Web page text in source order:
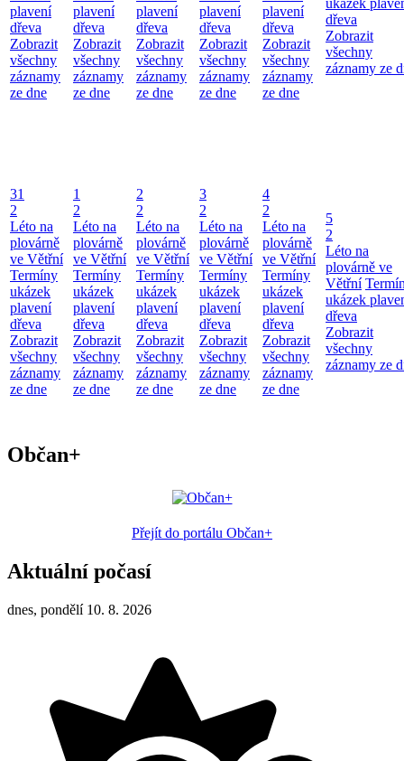
plavení
dřeva
Zobrazit
všechny
záznamy
ze dne
plavení
dřeva
Zobrazit
všechny
záznamy
ze dne
plavení
dřeva
Zobrazit
všechny
záznamy
ze dne
plavení
dřeva
Zobrazit
všechny
záznamy
ze dne
plavení
dřeva
Zobrazit
všechny
záznamy
ze dne
ukázek
dřeva
Zobrazit
všechny
záznamy ze
31
2
Léto na
plovárně
ve Větřní
Termíny
ukázek
plavení
dřeva
Zobrazit
všechny
záznamy
ze dne
1
2
Léto na
plovárně
ve Větřní
Termíny
ukázek
plavení
dřeva
Zobrazit
všechny
záznamy
ze dne
2
2
Léto na
plovárně
ve Větřní
Termíny
ukázek
plavení
dřeva
Zobrazit
všechny
záznamy
ze dne
3
2
Léto na
plovárně
ve Větřní
Termíny
ukázek
plavení
dřeva
Zobrazit
všechny
záznamy
ze dne
4
2
Léto na
plovárně
ve Větřní
Termíny
ukázek
plavení
dřeva
Zobrazit
všechny
záznamy
ze dne
5
2
Léto na
plovárně ve
Větřní
ukázek
dřeva
Zobrazit
všechny
záznamy ze
Občan+
Přejít do portálu Občan+
Aktuální počasí
dnes, pondělí 10. 8. 2026